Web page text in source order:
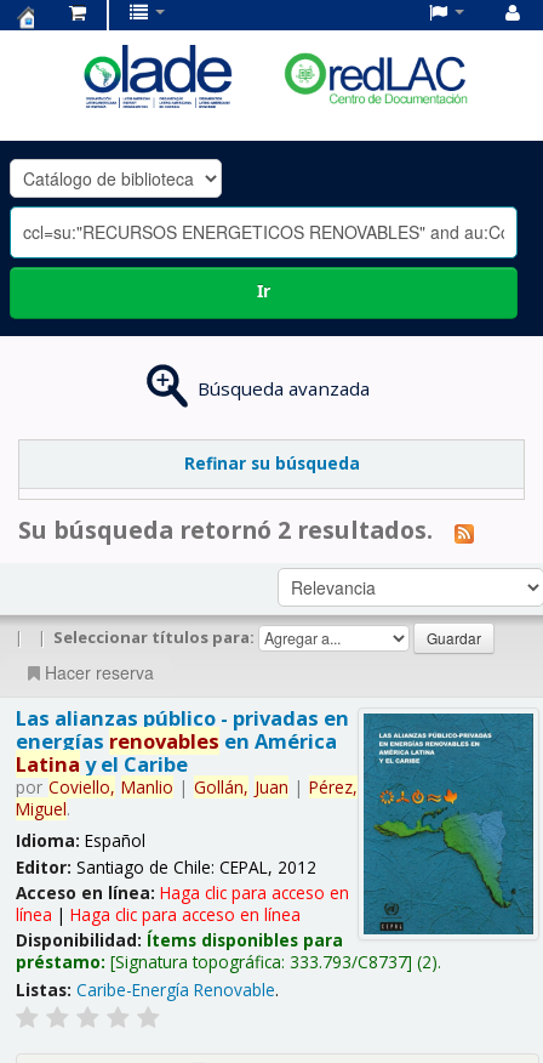
OLADE
-
Ir
Búsqueda avanzada
Refinar su búsqueda
Su búsqueda retornó 2 resultados.
| | Seleccionar títulos para:
Hacer reserva
Las alianzas público - privadas en
energías renovables en América
Latina y el Caribe
por Coviello, Manlio | Gollán, Juan | Pérez,
Miguel.
Idioma: Español
Editor: Santiago de Chile: CEPAL, 2012
Acceso en línea: Haga clic para acceso en
línea | Haga clic para acceso en línea
Disponibilidad: Ítems disponibles para
préstamo: Signatura topográfica: 333.793/C8737 (2).
Listas: Caribe-Energía Renovable.